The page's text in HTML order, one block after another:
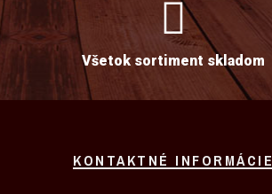
Všetok sortiment skladom
KONTAKTNÉ INFORMÁCIE